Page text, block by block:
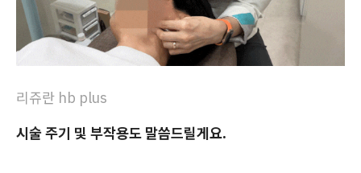
리쥬란 hb plus
시술 주기 및 부작용도 말씀드릴게요.